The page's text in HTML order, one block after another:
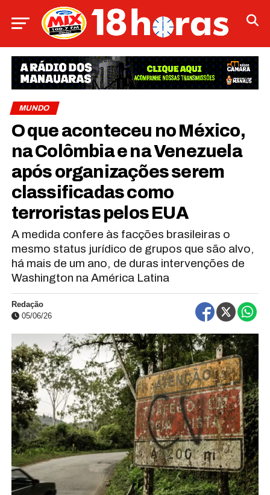
MUNDO
O que aconteceu no México,
na Colômbia e na Venezuela
após organizações serem
classificadas como
terroristas pelos EUA
A medida confere às facções brasileiras o
mesmo status jurídico de grupos que são alvo,
há mais de um ano, de duras intervenções de
Washington na América Latina
Redação
05/06/26